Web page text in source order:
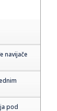
navijače
pod